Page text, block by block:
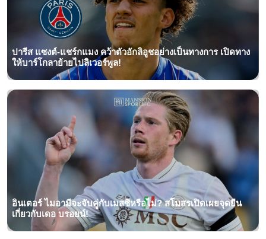
ปารีส แซงต์-แชร์กแมง คว้าตัวอักลิอูชอย่างเป็นทางการ เปิดทาง
ให้บาร์โกลาย้ายไปลิเวอร์พูล!
อินเตอร์ ไมอามีจะจับคู่กับเมสซีหรือไม่? สโมสรเปิดเผยจุดยืน
เกี่ยวกับเดอ บรอยน์!